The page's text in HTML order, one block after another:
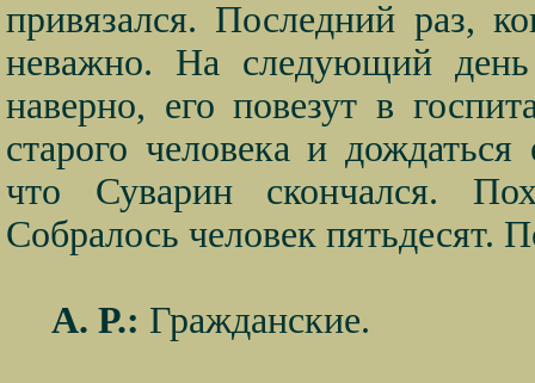
привязался. Последний раз,
неважно. На следующий
наверно, его повезут в
старого человека и
что Суварин скончался.
Собралось человек
А. Р.: Гражданские.